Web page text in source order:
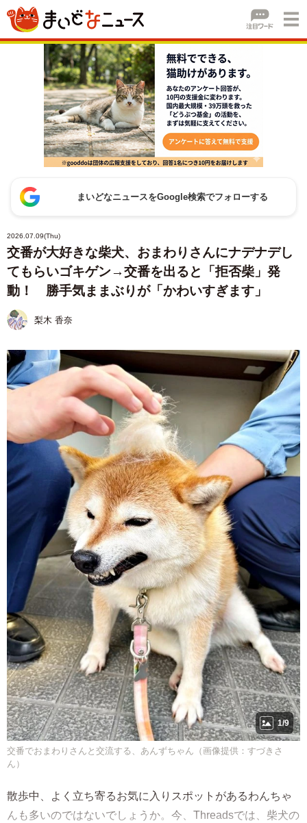
まいどなニュースをGoogle検索でフォローする
2026.07.09(Thu)
交番が大好きな柴犬、おまわりさんにナデナデし
てもらいゴキゲン→交番を出ると「拒否柴」発
動！ 勝手気ままぶりが「かわいすぎます」
梨木 香奈
1/9
交番でおまわりさんと交流する、あんずちゃん（画像提供：すづきさ
ん）
散歩中、よく立ち寄るお気に入りスポットがあるわんちゃ
んも多いのではないでしょうか。今、Threadsでは、柴犬の